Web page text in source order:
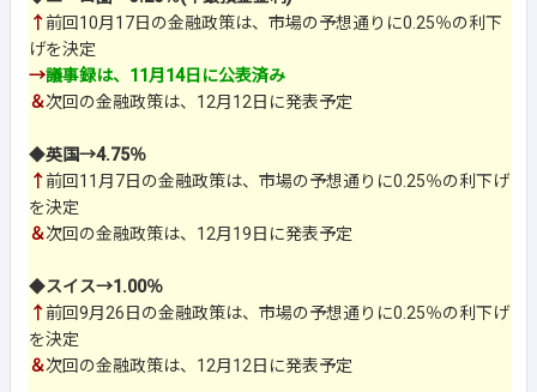
↑前回10月17日の金融政策は、市場の予想通りに0.25％の利下
げを決定
→議事録は、11月14日に公表済み
＆次回の金融政策は、12月12日に発表予定
◆英国→4.75％
↑前回11月7日の金融政策は、市場の予想通りに0.25％の利下げ
を決定
＆次回の金融政策は、12月19日に発表予定
◆スイス→1.00％
↑前回9月26日の金融政策は、市場の予想通りに0.25％の利下げ
を決定
＆次回の金融政策は、12月12日に発表予定